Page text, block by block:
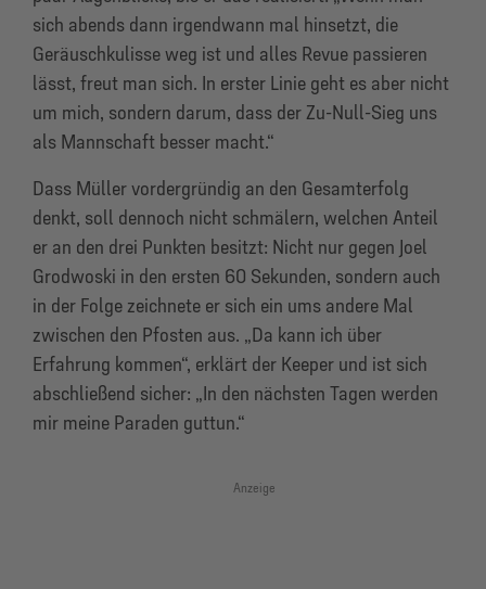
sich abends dann irgendwann mal hinsetzt, die
Geräuschkulisse weg ist und alles Revue passieren
lässt, freut man sich. In erster Linie geht es aber nicht
um mich, sondern darum, dass der Zu-Null-Sieg uns
als Mannschaft besser macht.“
Dass Müller vordergründig an den Gesamterfolg
denkt, soll dennoch nicht schmälern, welchen Anteil
er an den drei Punkten besitzt: Nicht nur gegen Joel
Grodwoski in den ersten 60 Sekunden, sondern auch
in der Folge zeichnete er sich ein ums andere Mal
zwischen den Pfosten aus. „Da kann ich über
Erfahrung kommen“, erklärt der Keeper und ist sich
abschließend sicher: „In den nächsten Tagen werden
mir meine Paraden guttun.“
Anzeige